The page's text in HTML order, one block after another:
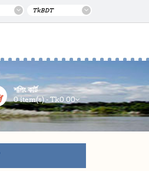
TkBDT
শপিং কার্ট
0 item(s) - Tk0.00